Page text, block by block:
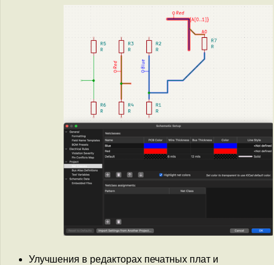
Улучшения в редакторах печатных плат и